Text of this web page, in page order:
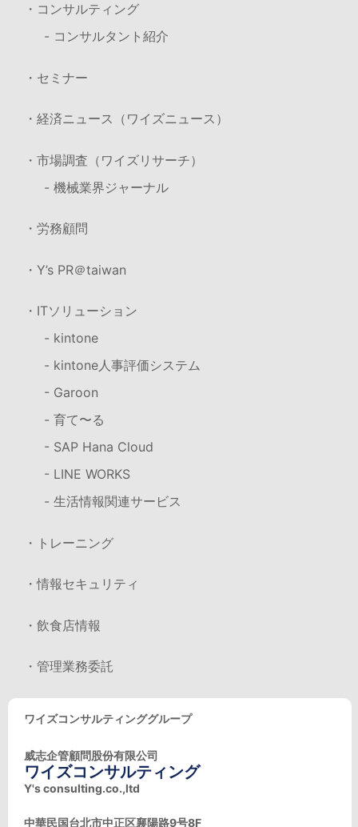
・コンサルティング
- コンサルタント紹介
・セミナー
・経済ニュース（ワイズニュース）
・市場調査（ワイズリサーチ）
- 機械業界ジャーナル
・労務顧問
・Y’s PR＠taiwan
・ITソリューション
- kintone
- kintone人事評価システム
- Garoon
- 育て〜る
- SAP Hana Cloud
- LINE WORKS
- 生活情報関連サービス
・トレーニング
・情報セキュリティ
・飲食店情報
・管理業務委託
ワイズコンサルティンググループ
威志企管顧問股份有限公司
ワイズコンサルティング
Y's consulting.co.,ltd
中華民国台北市中正区襄陽路9号8F